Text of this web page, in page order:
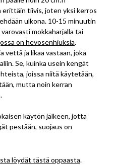
tiivis, joten yksi kerros
ulkona. 10-15 minuutin
mokkaharjalla tai
on hevosenhiuksia.
vettä ja likaa vastaan, joka
Se, kuinka usein kengät
joissa niitä käytetään,
mutta noin kerran
käytön jälkeen, jotta
pestään, suojaus on
löydät tästä oppaasta.